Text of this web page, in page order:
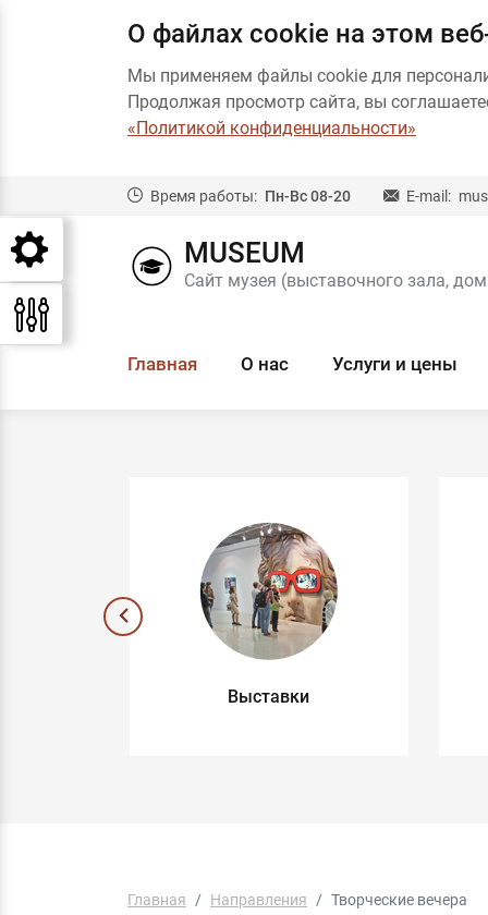
О файлах cookie на этом
Мы применяем файлы cookie для
Продолжая просмотр сайта, вы
«Политикой конфиденциальности»
Время работы: Пн-Вс 08-20 E-mail:
MUSEUM
Сайт музея (выставочного зала,
Главная О нас Услуги и цены
Выставки
Главная Направления Творческие вечера